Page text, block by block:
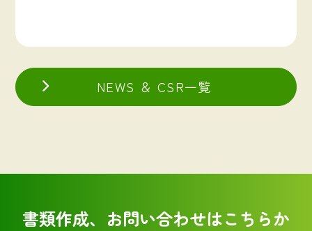
NEWS ＆ CSR一覧
書類作成、お問い合わせはこちらか